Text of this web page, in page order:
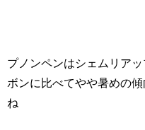
プノンペンはシェムリア
ボンに比べてやや暑めの
ね